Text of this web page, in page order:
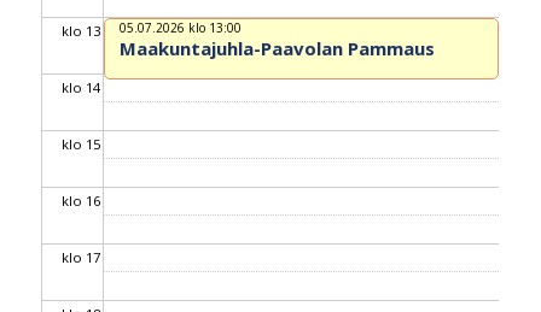
klo 13
klo 14
klo 15
klo 16
klo 17
05.07.2026 klo 13:00
Maakuntajuhla-Paavolan Pammaus